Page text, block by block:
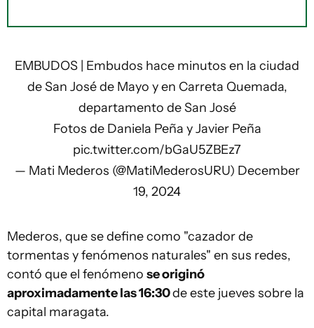
EMBUDOS | Embudos hace minutos en la ciudad
de San José de Mayo y en Carreta Quemada,
departamento de San José
Fotos de Daniela Peña y Javier Peña
pic.twitter.com/bGaU5ZBEz7
— Mati Mederos (@MatiMederosURU) December
19, 2024
Mederos, que se define como "cazador de
tormentas y fenómenos naturales" en sus redes,
contó que el fenómeno se originó
aproximadamente las 16:30de este jueves sobre la
capital maragata.